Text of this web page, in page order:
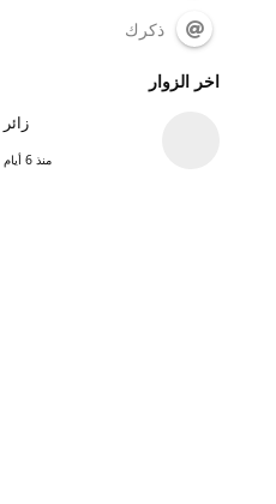
ذكرك
اخر الزوار
زائر
منذ 6 أيام